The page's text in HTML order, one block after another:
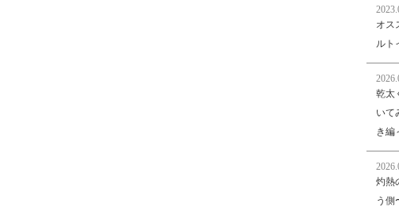
オス
ルト
乾太
いて
き編
灼熱
う側